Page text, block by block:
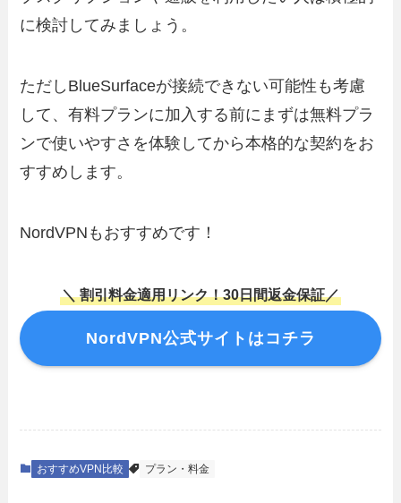
に検討してみましょう。
ただしBlueSurfaceが接続できない可能性も考慮
して、有料プランに加入する前にまずは無料プラ
ンで使いやすさを体験してから本格的な契約をお
すすめします。
NordVPNもおすすめです！
＼ 割引料金適用リンク！30日間返金保証／
NordVPN公式サイトはコチラ
おすすめVPN比較 プラン・料金